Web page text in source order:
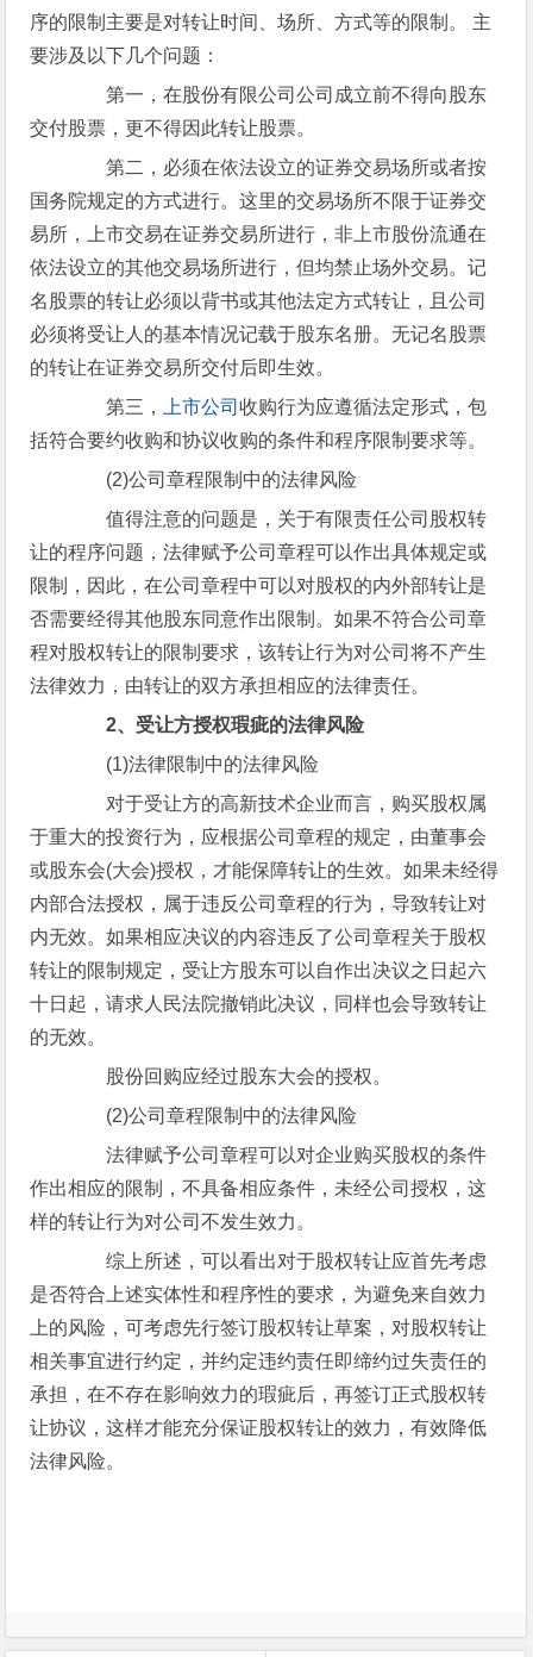
序的限制主要是对转让时间、场所、方式等的限制。 主
要涉及以下几个问题：
第一，在股份有限公司公司成立前不得向股东
交付股票，更不得因此转让股票。
第二，必须在依法设立的证券交易场所或者按
国务院规定的方式进行。这里的交易场所不限于证券交
易所，上市交易在证券交易所进行，非上市股份流通在
依法设立的其他交易场所进行，但均禁止场外交易。记
名股票的转让必须以背书或其他法定方式转让，且公司
必须将受让人的基本情况记载于股东名册。无记名股票
的转让在证券交易所交付后即生效。
第三，
上市公司收购行为应遵循法定形式，包
括符合要约收购和协议收购的条件和程序限制要求等。
(2)公司章程限制中的法律风险
值得注意的问题是，关于有限责任公司股权转
让的程序问题，法律赋予公司章程可以作出具体规定或
限制，因此，在公司章程中可以对股权的内外部转让是
否需要经得其他股东同意作出限制。如果不符合公司章
程对股权转让的限制要求，该转让行为对公司将不产生
法律效力，由转让的双方承担相应的法律责任。
2、受让方授权瑕疵的法律风险
(1)法律限制中的法律风险
对于受让方的高新技术企业而言，购买股权属
于重大的投资行为，应根据公司章程的规定，由董事会
或股东会(大会)授权，才能保障转让的生效。如果未经得
内部合法授权，属于违反公司章程的行为，导致转让对
内无效。如果相应决议的内容违反了公司章程关于股权
转让的限制规定，受让方股东可以自作出决议之日起六
十日起，请求人民法院撤销此决议，同样也会导致转让
的无效。
股份回购应经过股东大会的授权。
(2)公司章程限制中的法律风险
法律赋予公司章程可以对企业购买股权的条件
作出相应的限制，不具备相应条件，未经公司授权，这
样的转让行为对公司不发生效力。
综上所述，可以看出对于股权转让应首先考虑
是否符合上述实体性和程序性的要求，为避免来自效力
上的风险，可考虑先行签订股权转让草案，对股权转让
相关事宜进行约定，并约定违约责任即缔约过失责任的
承担，在不存在影响效力的瑕疵后，再签订正式股权转
让协议，这样才能充分保证股权转让的效力，有效降低
法律风险。